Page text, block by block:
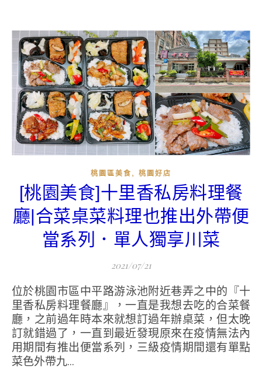
桃園區美食 , 桃園好店
[桃園美食]十里香私房料理餐
廳|合菜桌菜料理也推出外帶便
當系列．單人獨享川菜
2021/07/21
位於桃園市區中平路游泳池附近巷弄之中的『十
里香私房料理餐廳』，一直是我想去吃的合菜餐
廳，之前過年時本來就想訂過年辦桌菜，但太晚
訂就錯過了，一直到最近發現原來在疫情無法內
用期間有推出便當系列，三級疫情期間還有單點
菜色外帶九...